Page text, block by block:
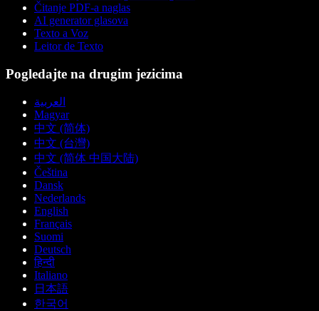
Čitanje PDF-a naglas
AI generator glasova
Texto a Voz
Leitor de Texto
Pogledajte na drugim jezicima
العربية
Magyar
中文 (简体)
中文 (台灣)
中文 (简体 中国大陆)
Čeština
Dansk
Nederlands
English
Français
Suomi
Deutsch
हिन्दी
Italiano
日本語
한국어